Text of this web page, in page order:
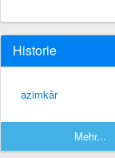
Historie
azimkâr
Mehr...